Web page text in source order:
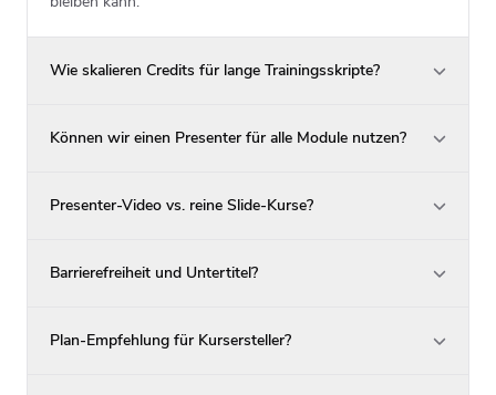
Wie skalieren Credits für lange Trainingsskripte?
Können wir einen Presenter für alle Module nutzen?
Presenter-Video vs. reine Slide-Kurse?
Barrierefreiheit und Untertitel?
Plan-Empfehlung für Kursersteller?